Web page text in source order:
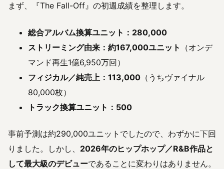
まず、『The Fall-Off』の初週成績を整理します。
総合アルバム換算ユニット：280,000
ストリーミング由来：約167,000ユニット
（オンデ
マンド再生1億6,950万回）
フィジカル／純売上：113,000 （うちヴァイナル
80,000枚）
トラック換算ユニット：500
事前予測は約290,000ユニットでしたので、わずかに下回
りました。しかし、 2026年のヒップホップ／R&B作品と
して最大級のデビューであることに変わりはありません。